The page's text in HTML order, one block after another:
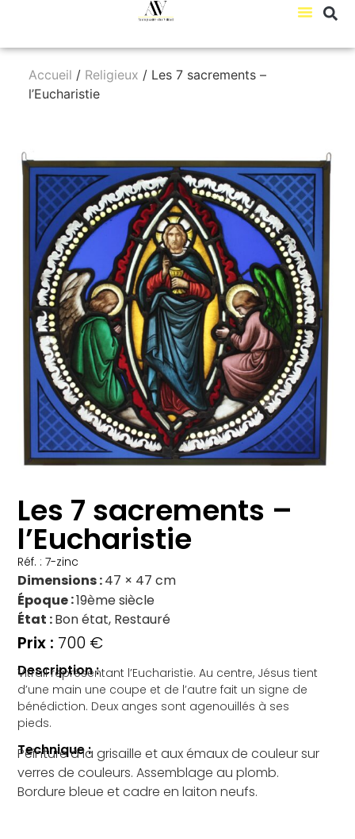
Accueil / Religieux / Les 7 sacrements –
l’Eucharistie
Les 7 sacrements –
l’Eucharistie
Réf. : 7-zinc
Dimensions 47 × 47 cm
Époque 19ème siècle
État Bon état, Restauré
700 €
Description :
Vitrail représentant l’Eucharistie. Au centre, Jésus tient
d’une main une coupe et de l’autre fait un signe de
bénédiction. Deux anges sont agenouillés à ses
pieds.
Technique :
Peinture à la grisaille et aux émaux de couleur sur
verres de couleurs. Assemblage au plomb.
Bordure bleue et cadre en laiton neufs.